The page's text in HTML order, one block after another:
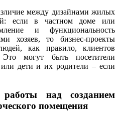
между дизайнами жилых
если в частном доме или
и функциональность
хозяев, то бизнес-проекты
как правило, клиентов
Это могут быть посетители
или дети и их родители – если
над созданием
помещения